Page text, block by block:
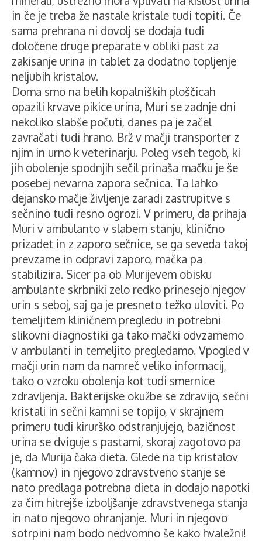
in če je treba že nastale kristale tudi topiti. Če
sama prehrana ni dovolj se dodaja tudi
določene druge preparate v obliki past za
zakisanje urina in tablet za dodatno topljenje
neljubih kristalov.
Doma smo na belih kopalniških ploščicah
opazili krvave pikice urina, Muri se zadnje dni
nekoliko slabše počuti, danes pa je začel
zavračati tudi hrano. Brž v mačji transporter z
njim in urno k veterinarju. Poleg vseh tegob, ki
jih obolenje spodnjih sečil prinaša mačku je še
posebej nevarna zapora sečnica. Ta lahko
dejansko mačje življenje zaradi zastrupitve s
sečnino tudi resno ogrozi. V primeru, da prihaja
Muri v ambulanto v slabem stanju, klinično
prizadet in z zaporo sečnice, se ga seveda takoj
prevzame in odpravi zaporo, mačka pa
stabilizira. Sicer pa ob Murijevem obisku
ambulante skrbniki zelo redko prinesejo njegov
urin s seboj, saj ga je presneto težko uloviti. Po
temeljitem kliničnem pregledu in potrebni
slikovni diagnostiki ga tako mački odvzamemo
v ambulanti in temeljito pregledamo. Vpogled v
mačji urin nam da namreč veliko informacij,
tako o vzroku obolenja kot tudi smernice
zdravljenja. Bakterijske okužbe se zdravijo, sečni
kristali in sečni kamni se topijo, v skrajnem
primeru tudi kirurško odstranjujejo, bazičnost
urina se dviguje s pastami, skoraj zagotovo pa
je, da Murija čaka dieta. Glede na tip kristalov
(kamnov) in njegovo zdravstveno stanje se
nato predlaga potrebna dieta in dodajo napotki
za čim hitrejše izboljšanje zdravstvenega stanja
in nato njegovo ohranjanje. Muri in njegovo
sotrpini nam bodo nedvomno še kako hvaležni!